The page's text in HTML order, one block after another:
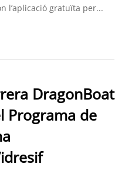
l’aplicació gratuïta per...
DragonBoat
Programa de